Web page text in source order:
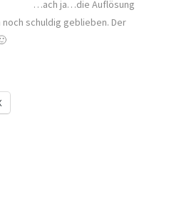
…ach ja…die Auflösung
schuldig geblieben. Der